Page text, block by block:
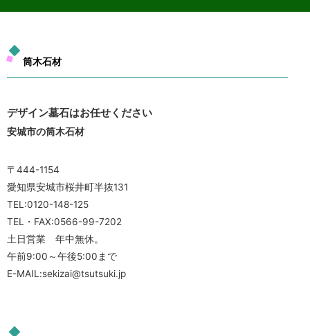
筒木石材
デザイン墓石はお任せください
安城市の筒木石材
〒444-1154
愛知県安城市桜井町半抜131
TEL:0120-148-125
TEL・FAX:0566-99-7202
土日営業 年中無休。
午前9:00～午後5:00まで
E-MAIL:sekizai@tsutsuki.jp